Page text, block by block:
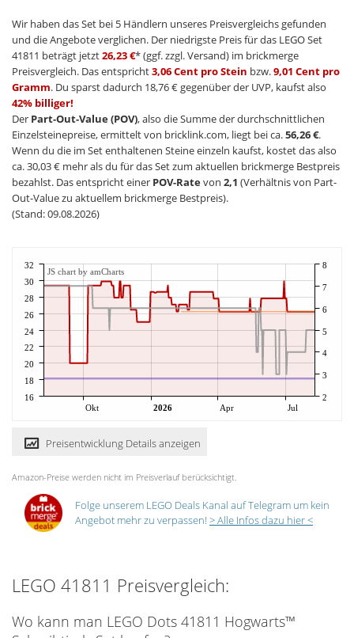
Wir haben das Set bei 5 Händlern unseres Preisvergleichs gefunden
und die Angebote verglichen. Der niedrigste Preis für das LEGO Set
41811 beträgt jetzt26,23 €* (ggf. zzgl. Versand) im brickmerge
Preisvergleich. Das entspricht3,06 Cent pro Stein bzw.9,01 Cent pro
Gramm. Du sparst dadurch 18,76 € gegenüber der UVP, kaufst also
42% billiger!
Der Part-Out-Value (POV), also die Summe der durchschnittlichen
Einzelsteinepreise, ermittelt von bricklink.com, liegt bei ca.56,26 €.
Wenn du die im Set enthaltenen Steine einzeln kaufst, kostet das also
ca. 30,03 € mehr als du für das Set zum aktuellen brickmerge Bestpreis
bezahlst. Das entspricht einer POV-Ratevon 2,1 (Verhältnis von Part-
Out-Value zu aktuellem brickmerge Bestpreis).
(Stand: 09.08.2026)
Okt 2026 Apr Jul
16
18
20
22
24
26
28
30
32
2
3
4
5
6
7
8
JS chart by amCharts
Preisentwicklung Details anzeigen
Amazon-Preise werden nicht im Preisverlauf berücksichtigt.
Folge unserem LEGO Deals Kanal auf Telegram um kein
Angebot mehr zu verpassen! > Alle Infos dazu hier <
LEGO 41811 Preisvergleich:
Wo kann man LEGO Dots 41811 Hogwarts™